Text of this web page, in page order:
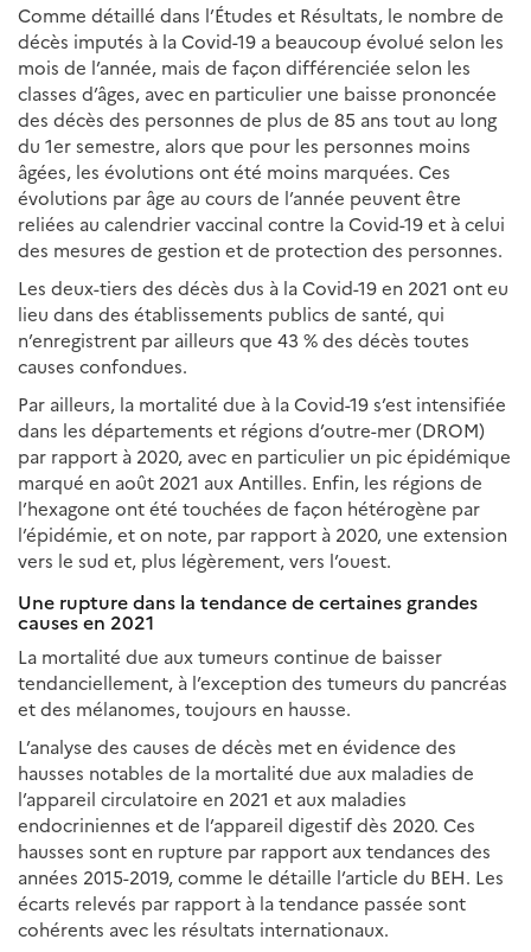
Comme détaillé dans l’Études et Résultats, le nombre de
décès imputés à la Covid-19 a beaucoup évolué selon les
mois de l’année, mais de façon différenciée selon les
classes d’âges, avec en particulier une baisse prononcée
des décès des personnes de plus de 85 ans tout au long
du 1er semestre, alors que pour les personnes moins
âgées, les évolutions ont été moins marquées. Ces
évolutions par âge au cours de l’année peuvent être
reliées au calendrier vaccinal contre la Covid-19 et à celui
des mesures de gestion et de protection des personnes.
Les deux-tiers des décès dus à la Covid-19 en 2021 ont eu
lieu dans des établissements publics de santé, qui
n’enregistrent par ailleurs que 43 % des décès toutes
causes confondues.
Par ailleurs, la mortalité due à la Covid-19 s’est intensifiée
dans les départements et régions d’outre-mer (DROM)
par rapport à 2020, avec en particulier un pic épidémique
marqué en août 2021 aux Antilles. Enfin, les régions de
l’hexagone ont été touchées de façon hétérogène par
l’épidémie, et on note, par rapport à 2020, une extension
vers le sud et, plus légèrement, vers l’ouest.
Une rupture dans la tendance de certaines grandes
causes en 2021
La mortalité due aux tumeurs continue de baisser
tendanciellement, à l’exception des tumeurs du pancréas
et des mélanomes, toujours en hausse.
L’analyse des causes de décès met en évidence des
hausses notables de la mortalité due aux maladies de
l’appareil circulatoire en 2021 et aux maladies
endocriniennes et de l’appareil digestif dès 2020. Ces
hausses sont en rupture par rapport aux tendances des
années 2015-2019, comme le détaille l’article du BEH. Les
écarts relevés par rapport à la tendance passée sont
cohérents avec les résultats internationaux.